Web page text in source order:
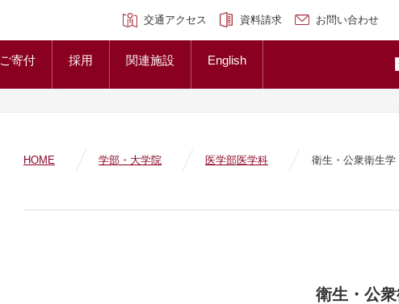
交通アクセス 資料請求 お問い合わせ
ご寄付 採用 関連施設 English
役員報酬の支給基準について
ガバナンスコード
広報誌
大学概要
教育センター
KMUバイオバンクセンター
HOME 学部・大学院 医学部医学科 衛生・公衆衛生学
衛生・公